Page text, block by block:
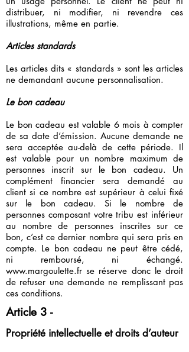
distribuer, ni modifier, ni revendre ces
illustrations, même en partie.
Articles standards
Les articles dits « standards » sont les articles
ne demandant aucune personnalisation.
Le bon cadeau
Le bon cadeau est valable 6 mois à compter
de sa date d’émission. Aucune demande ne
sera acceptée au-delà de cette période. Il
est valable pour un nombre maximum de
personnes inscrit sur le bon cadeau. Un
complément financier sera demandé au
client si ce nombre est supérieur à celui fixé
sur le bon cadeau. Si le nombre de
personnes composant votre tribu est inférieur
au nombre de personnes inscrites sur ce
bon, c’est ce dernier nombre qui sera pris en
compte. Le bon cadeau ne peut être cédé,
ni remboursé, ni échangé.
www.margoulette.fr se réserve donc le droit
de refuser une demande ne remplissant pas
ces conditions.
Article 3 -
Propriété intellectuelle et droits d’auteur